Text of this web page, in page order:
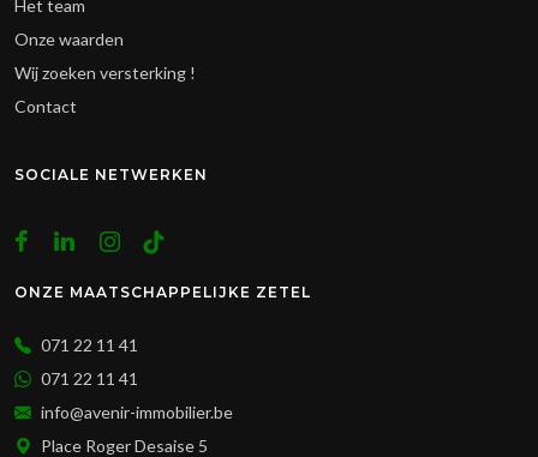
Het team
Onze waarden
Wij zoeken versterking !
Contact
SOCIALE NETWERKEN
ONZE MAATSCHAPPELIJKE ZETEL
071 22 11 41
071 22 11 41
info@avenir-immobilier.be
Place Roger Desaise 5